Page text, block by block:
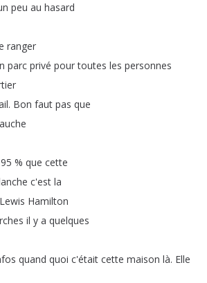
peu au hasard
ranger
parc privé pour toutes les personnes
. Bon faut pas que
95 % que cette
c'est la
Lewis Hamilton
il y a quelques
quand quoi c'était cette maison là. Elle